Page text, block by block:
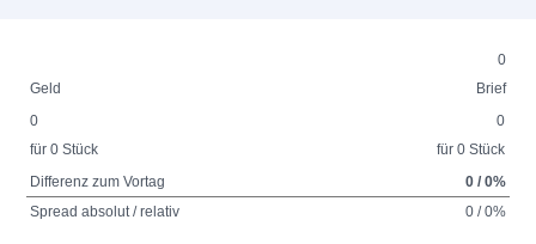
0
Geld
Brief
0
für 0 Stück
0
für 0 Stück
Differenz zum Vortag
0 / 0%
Spread absolut / relativ
0 / 0%